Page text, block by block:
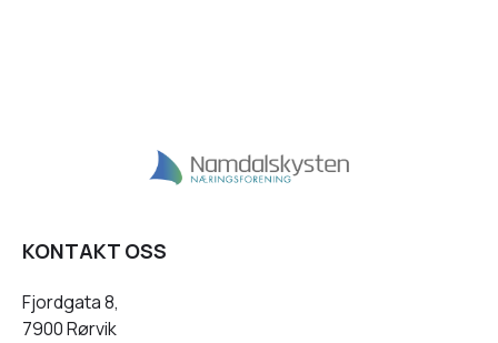
KONTAKT OSS
Fjordgata 8,
7900 Rørvik